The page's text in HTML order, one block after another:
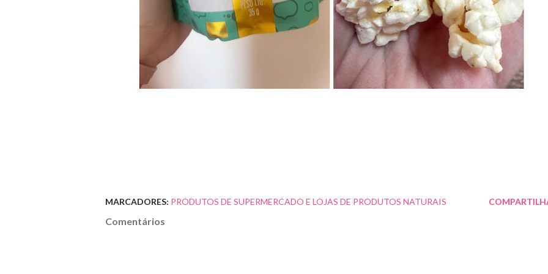
MARCADORES: PRODUTOS DE SUPERMERCADO E LOJAS DE PRODUTOS NATURAIS
Comentários